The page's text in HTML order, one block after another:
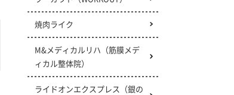
焼肉ライク
M&メディカルリハ （筋膜メデ
ィカル整体院）
ライドオンエクスプレス （銀の